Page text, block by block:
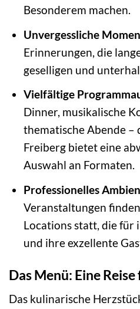
Besonderem machen.
Unvergessliche
Erinnerungen, die
geselligen und
Vielfältige
Dinner, musikalische
thematische Abende –
Freiberg bietet eine
Auswahl an Formaten.
Professionelles
Veranstaltungen
Locations statt, die für
und ihre exzellente
Das Menü: Eine
Das kulinarische